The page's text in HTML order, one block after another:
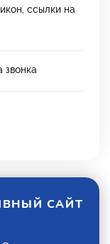
ссылки на
звонка
САЙТ